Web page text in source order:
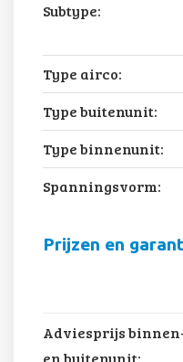
Subtype:
Type airco:
Type buitenunit:
Type binnenunit:
Spanningsvorm:
Prijzen en
Adviesprijs
en buitenunit: